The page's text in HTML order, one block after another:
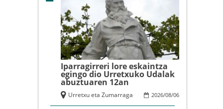
Iparragirreri lore eskaintza
egingo dio Urretxuko Udalak
abuztuaren 12an
2026/08/06
Urretxu eta Zumarraga